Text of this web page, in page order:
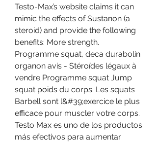
Testo-Max’s website claims it can
mimic the effects of Sustanon (a
steroid) and provide the following
benefits: More strength.
Programme squat, deca durabolin
organon avis - Stéroïdes légaux à
vendre Programme squat Jump
squat poids du corps. Les squats
Barbell sont l&#39;exercice le plus
efficace pour muscler votre corps.
Testo Max es uno de los productos
más efectivos para aumentar